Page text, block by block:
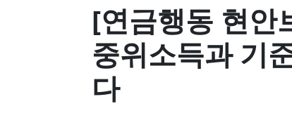
[연금행동 현
중위소득과 기
다